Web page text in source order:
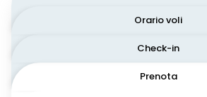
Prenota
Check-in
Orario voli